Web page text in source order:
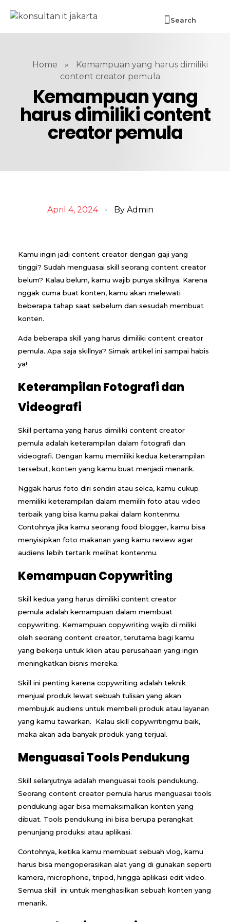
Search
Home »
Kemampuan yang harus dimiliki
content creator pemula
Kemampuan yang
harus dimiliki content
creator pemula
April 4, 2024 By Admin
Kamu ingin jadi content creator dengan gaji yang
tinggi? Sudah menguasai skill seorang content creator
belum? Kalau belum, kamu wajib punya skillnya. Karena
nggak cuma buat konten, kamu akan melewati
beberapa tahap saat sebelum dan sesudah membuat
konten.
Ada beberapa skill yang harus dimiliki content creator
pemula. Apa saja skillnya? Simak artikel ini sampai habis
ya!
Keterampilan Fotografi dan
Videografi
Skill pertama yang harus dimiliki content creator
pemula adalah keterampilan dalam fotografi dan
videografi. Dengan kamu memiliki kedua keterampilan
tersebut, konten yang kamu buat menjadi menarik.
Nggak harus foto diri sendiri atau selca, kamu cukup
memiliki keterampilan dalam memilih foto atau video
terbaik yang bisa kamu pakai dalam kontenmu.
Contohnya jika kamu seorang food blogger, kamu bisa
menyisipkan foto makanan yang kamu review agar
audiens lebih tertarik melihat kontenmu.
Kemampuan Copywriting
Skill kedua yang harus dimiliki content creator
pemula adalah kemampuan dalam membuat
copywriting. Kemampuan copywriting wajib di miliki
oleh seorang content creator, terutama bagi kamu
yang bekerja untuk klien atau perusahaan yang ingin
meningkatkan bisnis mereka.
Skill ini penting karena copywriting adalah teknik
menjual produk lewat sebuah tulisan yang akan
membujuk audiens untuk membeli produk atau layanan
yang kamu tawarkan. Kalau skill copywritingmu baik,
maka akan ada banyak produk yang terjual.
Menguasai Tools Pendukung
Skill selanjutnya adalah menguasai tools pendukung.
Seorang content creator pemula harus menguasai tools
pendukung agar bisa memaksimalkan konten yang
dibuat. Tools pendukung ini bisa berupa perangkat
penunjang produksi atau aplikasi.
Contohnya, ketika kamu membuat sebuah vlog, kamu
harus bisa mengoperasikan alat yang di gunakan seperti
kamera, microphone, tripod, hingga aplikasi edit video.
Semua skill ini untuk menghasilkan sebuah konten yang
menarik.